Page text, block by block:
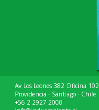
Av Los Leones 382 Oficina 102
Providencia - Santiago - Chile
+56 2 2927 2000